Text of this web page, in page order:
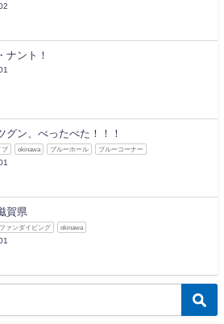
ナント！
グン、べったべた！！！
ブ okinawa ブルーホール ブルーコーナー
賀県
ファンダイビング okinawa